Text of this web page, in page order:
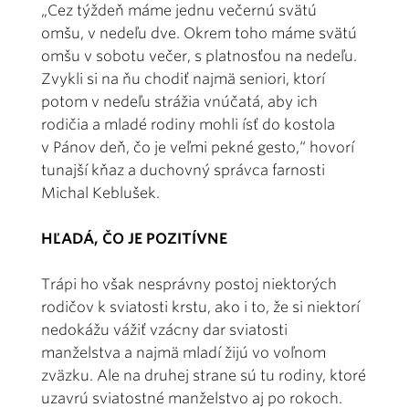
„Cez týždeň máme jednu večernú svätú
omšu, v nedeľu dve. Okrem toho máme svätú
omšu v sobotu večer, s platnosťou na nedeľu.
Zvykli si na ňu chodiť najmä seniori, ktorí
potom v nedeľu strážia vnúčatá, aby ich
rodičia a mladé rodiny mohli ísť do kostola
v Pánov deň, čo je veľmi pekné gesto,“ hovorí
tunajší kňaz a duchovný správca farnosti
Michal Keblušek.
HĽADÁ, ČO JE POZITÍVNE
Trápi ho však nesprávny postoj niektorých
rodičov k sviatosti krstu, ako i to, že si niektorí
nedokážu vážiť vzácny dar sviatosti
manželstva a najmä mladí žijú vo voľnom
zväzku. Ale na druhej strane sú tu rodiny, ktoré
uzavrú sviatostné manželstvo aj po rokoch.